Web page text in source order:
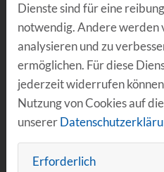
Erfolgsgeschichten
Events
Partner Events
Rückblicke
Jobs
Podcast
MOBILITY
Dienste sind für eine
notwendig. Andere
analysieren und zu
ermöglichen. Für diese
jederzeit widerrufen
Nutzung von Cookies auf
unserer
Erforderlich